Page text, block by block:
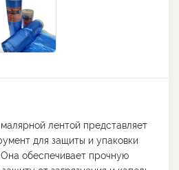
лентой представляет
для защиты и упаковки
обеспечивает прочную